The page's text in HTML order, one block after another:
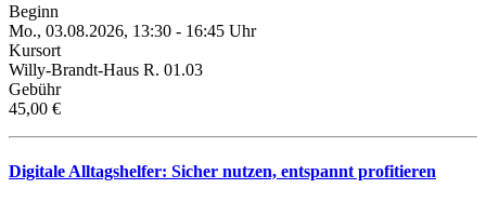
Beginn
Mo., 03.08.2026, 13:30 - 16:45 Uhr
Kursort
Willy-Brandt-Haus R. 01.03
Gebühr
45,00 €
Digitale Alltagshelfer: Sicher nutzen, entspannt profitieren